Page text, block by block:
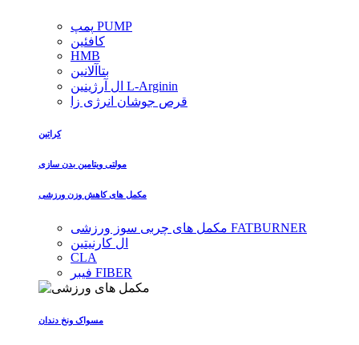
پمپ PUMP
کافئین
HMB
بتاآلانین
ال آرژینین L-Arginin
قرص جوشان انرژی زا
کراتین
مولتی ویتامین بدن سازی
مکمل های کاهش وزن ورزشی
مکمل های چربی سوز ورزشی FATBURNER
ال کارنیتین
CLA
فیبر FIBER
مسواک ونخ دندان